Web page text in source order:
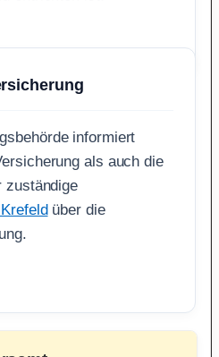
informiert
als auch die
zuständige
über die